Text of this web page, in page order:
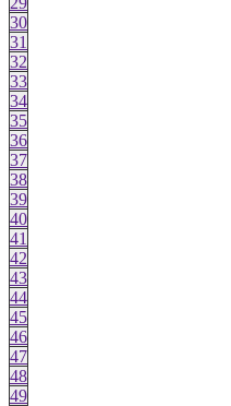
30
31
32
33
34
35
36
37
38
39
40
41
42
43
44
45
46
47
48
49